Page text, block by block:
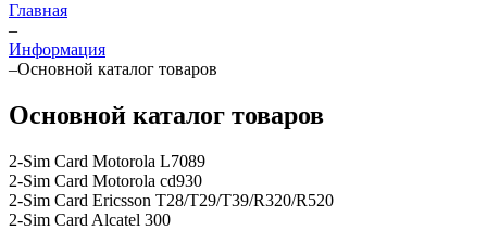
Главная
–
Информация
–Основной каталог товаров
Основной каталог товаров
2-Sim Card Motorola L7089
2-Sim Card Motorola cd930
2-Sim Card Ericsson T28/T29/T39/R320/R520
2-Sim Card Alcatel 300